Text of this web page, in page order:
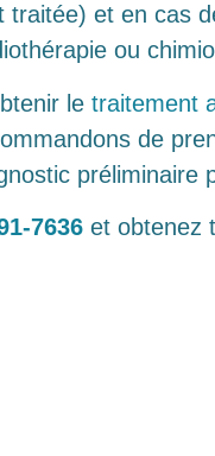
traitée) et en cas
ou
le traitement
de
préliminaire
7636 et obtenez